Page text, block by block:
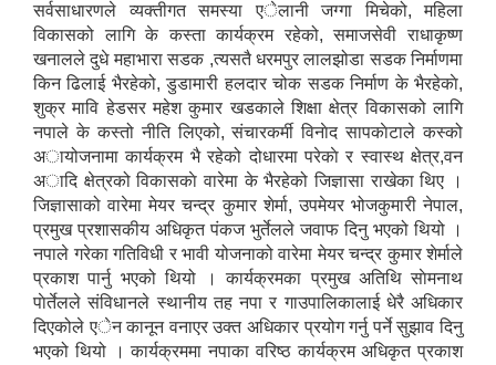
सर्वसाधारणले व्यक्तीगत समस्या एेलानी जग्गा मिचेको, महिला
विकासको लागि के कस्ता कार्यक्रम रहेको, समाजसेवी राधाकृष्ण
खनालले दुधे महाभारा सडक ,त्यसतै धरमपुर लालझोडा सडक निर्माणमा
किन ढिलाई भैरहेको, डुडामारी हलदार चोक सडक निर्माण के भैरहेकाे,
शुक्र मावि हेडसर महेश कुमार खडकाले शिक्षा क्षेत्र विकासको लागि
नपाले के कस्तो नीति लिएको, संचारकर्मी विनाेद सापकाेटाले कस्को
अायोजनामा कार्यक्रम भै रहेको दोधारमा परेकाे र स्वास्थ क्षेत्र,वन
अादि क्षेत्रको विकासकाे वारेमा के भैरहेको जिज्ञासा राखेका थिए ।
जिज्ञासाको वारेमा मेयर चन्द्र कुमार शेर्मा, उपमेयर भोजकुमारी नेपाल,
प्रमुख प्रशासकीय अधिकृत प‌ंकज भुर्तेलले जवाफ दिनु भएको थियो ।
नपाले गरेका गतिविधी र भावी योजनाको वारेमा मेयर चन्द्र कुमार शेर्माले
प्रकाश पार्नु भएको थियो । कार्यक्रमका प्रमुख अतिथि साेमनाथ
पाेर्तेलले संविधानले स्थानीय तह नपा र गाउपालिकालाई धेरै अधिकार
दिएकोले एेन कानून वनाएर उक्त अधिकार प्रयोग गर्नु पर्ने सुझाव दिनु
भएको थियो । कार्यक्रममा नपाका वरिष्ठ कार्यक्रम अधिकृत प्रकाश